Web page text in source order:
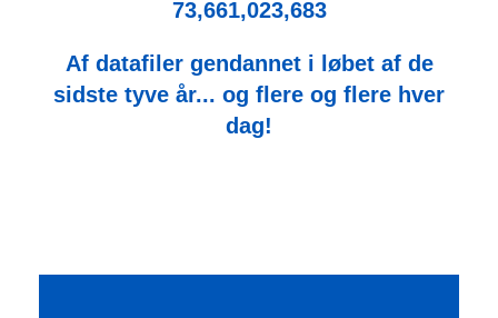
73,661,023,683
Af datafiler gendannet i løbet af de
sidste tyve år... og flere og flere hver
dag!